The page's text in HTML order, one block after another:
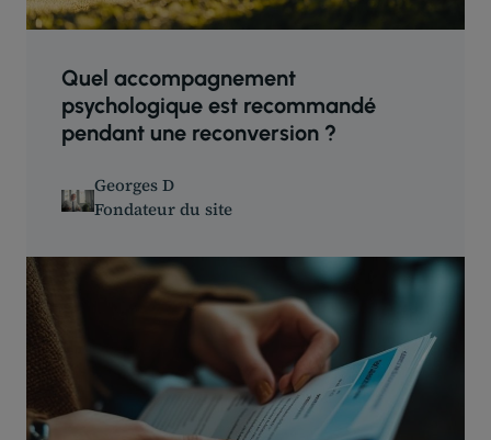
Quel accompagnement
psychologique est recommandé
pendant une reconversion ?
Georges D
Fondateur du site